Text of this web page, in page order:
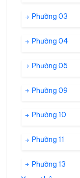
Phường 03
Phường 04
Phường 05
Phường 09
Phường 10
Phường 11
Phường 13